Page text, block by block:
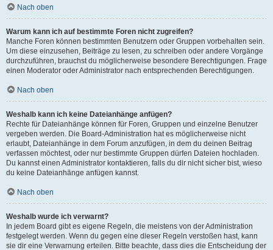
Nach oben
Warum kann ich auf bestimmte Foren nicht zugreifen?
Manche Foren können bestimmten Benutzern oder Gruppen vorbehalten sein.
Um diese einzusehen, Beiträge zu lesen, zu schreiben oder andere Vorgänge
durchzuführen, brauchst du möglicherweise besondere Berechtigungen. Frage
einen Moderator oder Administrator nach entsprechenden Berechtigungen.
Nach oben
Weshalb kann ich keine Dateianhänge anfügen?
Rechte für Dateianhänge können für Foren, Gruppen und einzelne Benutzer
vergeben werden. Die Board-Administration hat es möglicherweise nicht
erlaubt, Dateianhänge in dem Forum anzufügen, in dem du deinen Beitrag
verfassen möchtest, oder nur bestimmte Gruppen dürfen Dateien hochladen.
Du kannst einen Administrator kontaktieren, falls du dir nicht sicher bist, wieso
du keine Dateianhänge anfügen kannst.
Nach oben
Weshalb wurde ich verwarnt?
In jedem Board gibt es eigene Regeln, die meistens von der Administration
festgelegt werden. Wenn du gegen eine dieser Regeln verstoßen hast, kann
sie dir eine Verwarnung erteilen. Bitte beachte, dass dies die Entscheidung der